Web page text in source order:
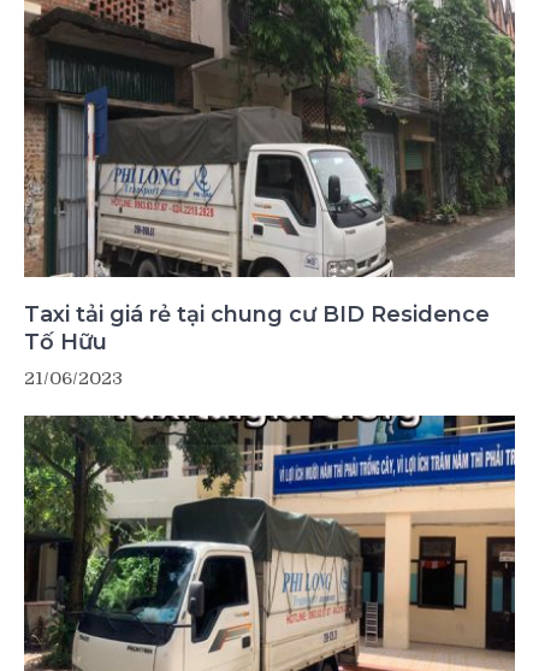
Taxi tải giá rẻ tại chung cư BID Residence
Tố Hữu
21/06/2023